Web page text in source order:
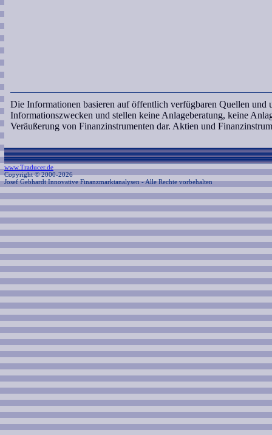
Die Informationen basieren auf öffentlich verfügbaren Quellen und
Informationszwecken und stellen keine Anlageberatung, keine
Veräußerung von Finanzinstrumenten dar. Aktien und
www.Traducer.de
Copyright © 2000-2026
Josef Gebhardt Innovative Finanzmarktanalysen - Alle Rechte vorbehalten